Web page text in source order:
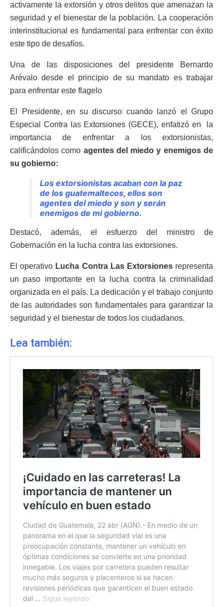
activamente la extorsión y otros delitos que amenazan la
seguridad y el bienestar de la población. La cooperación
interinstitucional es fundamental para enfrentar con éxito
este tipo de desafíos.
Una de las disposiciones del presidente Bernardo
Arévalo desde el principio de su mandato es trabajar
para enfrentar este flagelo
El Presidente, en su discurso cuando lanzó el Grupo
Especial Contra las Extorsiones (GECE), enfatizó en la
importancia de enfrentar a los extorsionistas,
calificándolos como agentes del miedo y enemigos de
su gobierno:
Los extorsionistas acaban con la paz
de los guatemaltecos, ellos son
agentes del miedo y son y serán
enemigos de mi gobierno.
Destacó, además, el esfuerzo del ministro de
Gobernación en la lucha contra las extorsiones.
El operativo Lucha Contra Las Extorsionesrepresenta
un paso importante en la lucha contra la criminalidad
organizada en el país. La dedicación y el trabajo conjunto
de las autoridades son fundamentales para garantizar la
seguridad y el bienestar de todos los ciudadanos.
Lea también: